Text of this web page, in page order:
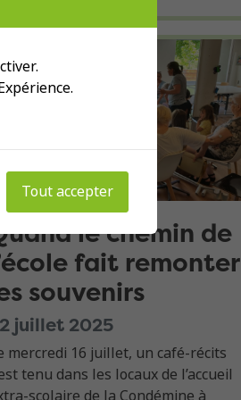
le chemin de
fait remonter
souvenirs
juillet 2025
mercredi 16 juillet, un café-récits
tenu dans les locaux de l’accueil
scolaire de la Condémine à
Tout accepter